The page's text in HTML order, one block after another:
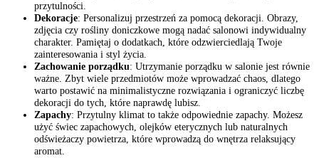
przytulności.
Dekoracje: Personalizuj przestrzeń za pomocą dekoracji. Obrazy,
zdjęcia czy rośliny doniczkowe mogą nadać salonowi indywidualny
charakter. Pamiętaj o dodatkach, które odzwierciedlają Twoje
zainteresowania i styl życia.
Zachowanie porządku: Utrzymanie porządku w salonie jest równie
ważne. Zbyt wiele przedmiotów może wprowadzać chaos, dlatego
warto postawić na minimalistyczne rozwiązania i ograniczyć liczbę
dekoracji do tych, które naprawdę lubisz.
Zapachy: Przytulny klimat to także odpowiednie zapachy. Możesz
użyć świec zapachowych, olejków eterycznych lub naturalnych
odświeżaczy powietrza, które wprowadzą do wnętrza relaksujący
aromat.